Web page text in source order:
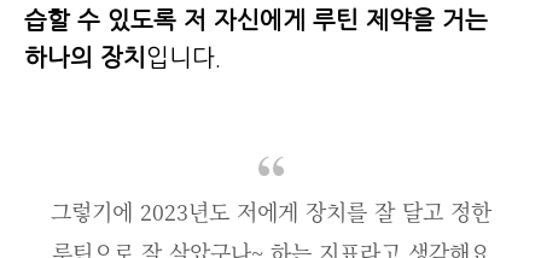
습할 수 있도록 저 자신에게 루틴 제약을 거는
하나의 장치 입니다.
그렇기에 2023년도 저에게 장치를 잘 달고 정한